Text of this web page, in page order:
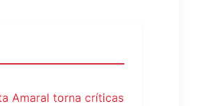
Amaral torna críticas